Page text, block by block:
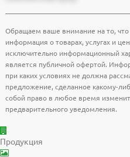
Обращаем ваше внимание на то, что
информация о товарах, услугах и
исключительно информационный
является публичной офертой.
при каких условиях не должна
предложение, сделанное какому-
собой право в любое время
предварительного уведомления.
Продукция